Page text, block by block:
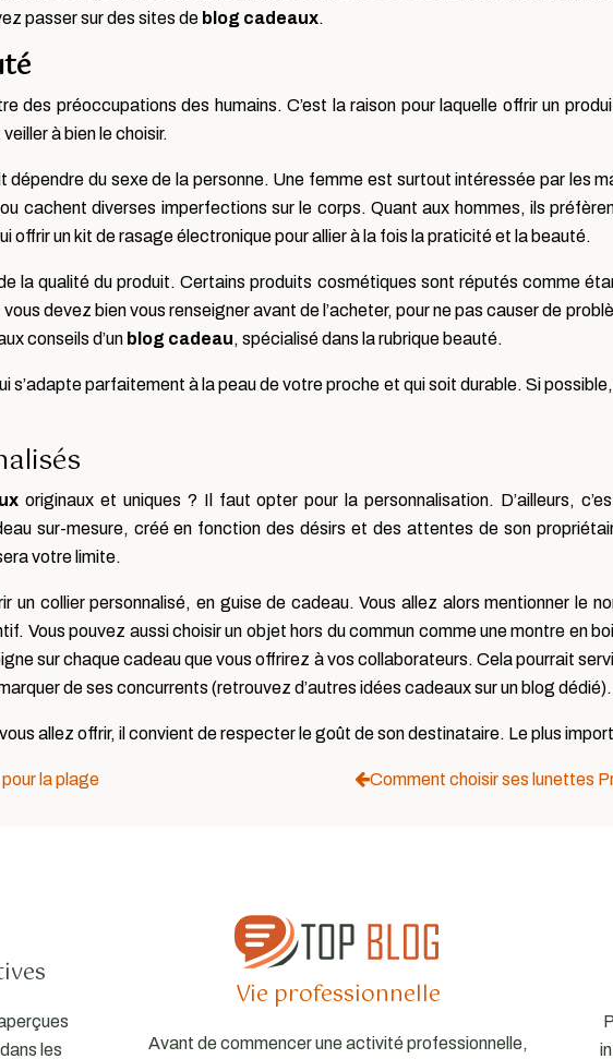
passer sur des sites de blog cadeaux.
des préoccupations des humains. C’est la raison pour laquelle offrir un
à bien le choisir.
dépendre du sexe de la personne. Une femme est surtout intéressée par les
cachent diverses imperfections sur le corps. Quant aux hommes, ils
offrir un kit de rasage électronique pour allier à la fois la praticité et la beauté.
la qualité du produit. Certains produits cosmétiques sont réputés comme
devez bien vous renseigner avant de l’acheter, pour ne pas causer de
conseils d’un blog cadeau, spécialisé dans la rubrique beauté.
s’adapte parfaitement à la peau de votre proche et qui soit durable. Si
originaux et uniques ? Il faut opter pour la personnalisation. D’ailleurs,
sur-mesure, créé en fonction des désirs et des attentes de son
votre limite.
un collier personnalisé, en guise de cadeau. Vous allez alors mentionner le
Vous pouvez aussi choisir un objet hors du commun comme une montre en
sur chaque cadeau que vous offrirez à vos collaborateurs. Cela pourrait
de ses concurrents (retrouvez d’autres idées cadeaux sur un blog dédié).
allez offrir, il convient de respecter le goût de son destinataire. Le plus
la plage Comment choisir ses lunettes
les
Vie professionnelle
Avant de commencer une activité professionnelle,